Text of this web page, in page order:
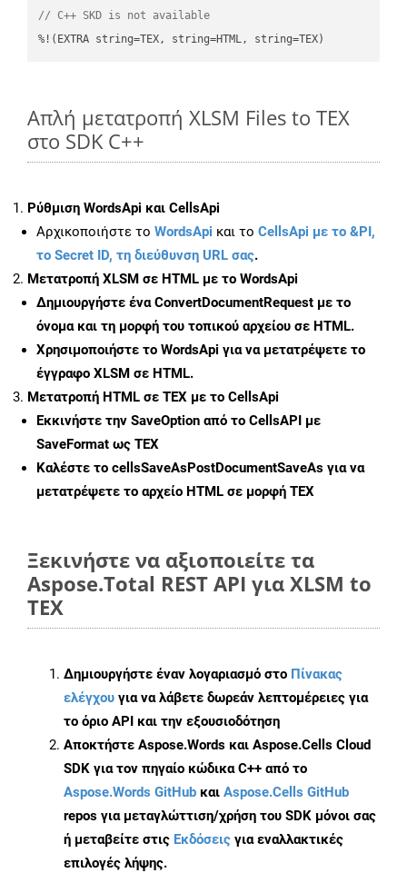
// C++ SKD is not available
%!(EXTRA string=TEX, string=HTML, string=TEX)
Απλή μετατροπή XLSM Files to TEX
στο SDK C++
Ρύθμιση WordsApi και CellsApi
Αρχικοποιήστε το WordsApi και το CellsApi με το &PI,
το Secret ID, τη διεύθυνση URL σας.
Μετατροπή XLSM σε HTML με το WordsApi
Δημιουργήστε έναConvertDocumentRequest με το
όνομα και τη μορφή του τοπικού αρχείου σε HTML.
Χρησιμοποιήστε το WordsApi για να μετατρέψετε το
έγγραφο XLSM σε HTML.
Μετατροπή HTML σε TEX με το CellsApi
Εκκινήστε την SaveOption από το CellsAPI με
SaveFormat ως TEX
Καλέστε το cellsSaveAsPostDocumentSaveAs για να
μετατρέψετε το αρχείο HTML σε μορφή TEX
Ξεκινήστε να αξιοποιείτε τα
Aspose.Total REST API για XLSM to
TEX
Δημιουργήστε έναν λογαριασμό στο Πίνακας
ελέγχου για να λάβετε δωρεάν λεπτομέρειες για
το όριο API και την εξουσιοδότηση
Αποκτήστε Aspose.Words και Aspose.Cells Cloud
SDK για τον πηγαίο κώδικα C++ από το
Aspose.Words GitHub και Aspose.Cells GitHub
repos για μεταγλώττιση/χρήση του SDK μόνοι σας
ή μεταβείτε στις Εκδόσεις για εναλλακτικές
επιλογές λήψης.